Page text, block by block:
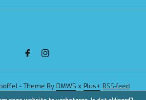
- Theme By DMWS x Plus+ RSS-feed